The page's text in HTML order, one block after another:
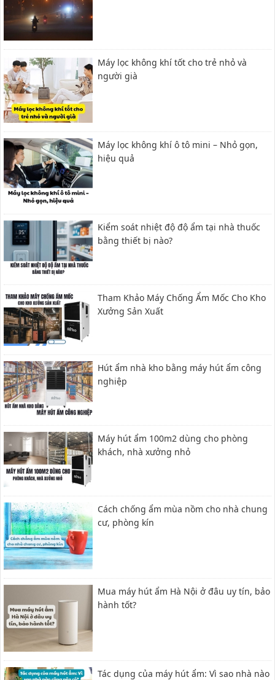
Máy lọc không khí tốt cho trẻ nhỏ và
người già
Máy lọc không khí ô tô mini – Nhỏ gọn,
hiệu quả
Kiểm soát nhiệt độ độ ẩm tại nhà thuốc
bằng thiết bị nào?
Tham Khảo Máy Chống Ẩm Mốc Cho Kho
Xưởng Sản Xuất
Hút ẩm nhà kho bằng máy hút ẩm công
nghiệp
Máy hút ẩm 100m2 dùng cho phòng
khách, nhà xưởng nhỏ
Cách chống ẩm mùa nồm cho nhà chung
cư, phòng kín
Mua máy hút ẩm Hà Nội ở đâu uy tín, bảo
hành tốt?
Tác dụng của máy hút ẩm: Vì sao nhà nào